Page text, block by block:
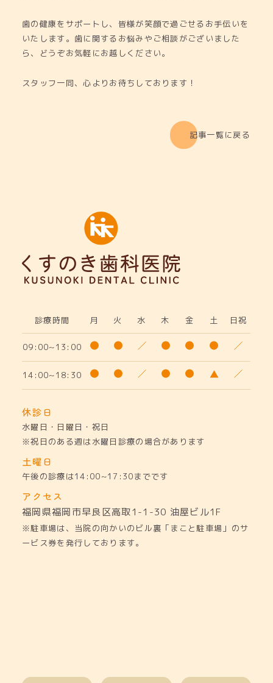
歯の健康をサポートし、皆様が笑顔で過ごせるお手伝いを
いたします。歯に関するお悩みやご相談がございました
ら、どうぞお気軽にお越しください。
スタッフ一同、心よりお待ちしております！
記事一覧に戻る
診療時間 月 火 水 木 金 土 日祝
09:00~13:00
14:00~18:30
休診日
水曜日・日曜日・祝日
※祝日のある週は水曜日診療の場合があります
土曜日
午後の診療は14:00~17:30までです
アクセス
福岡県福岡市早良区高取1-1-30 油屋ビル1F
※駐車場は、当院の向かいのビル裏「まこと駐車場」のサ
ービス券を発行しております。